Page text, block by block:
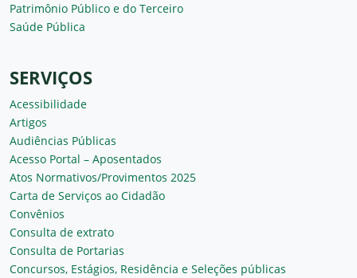
Patrimônio Público e do Terceiro
Saúde Pública
SERVIÇOS
Acessibilidade
Artigos
Audiências Públicas
Acesso Portal – Aposentados
Atos Normativos/Provimentos 2025
Carta de Serviços ao Cidadão
Convênios
Consulta de extrato
Consulta de Portarias
Concursos, Estágios, Residência e Seleções públicas